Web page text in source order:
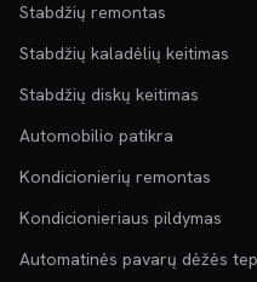
Stabdžių remontas
Stabdžių kaladėlių keitimas
Stabdžių diskų keitimas
Automobilio patikra
Kondicionierių remontas
Kondicionieriaus pildymas
Automatinės pavarų dėžės